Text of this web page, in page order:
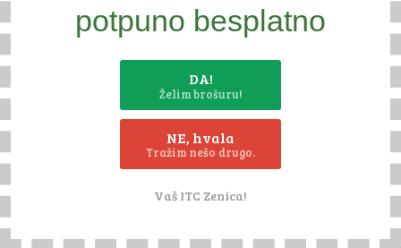
PRIKOLICA PV-2000
potpuno besplatno
DA!
Želim brošuru!
NE, hvala
Tražim nešo drugo.
Vaš ITC Zenica!